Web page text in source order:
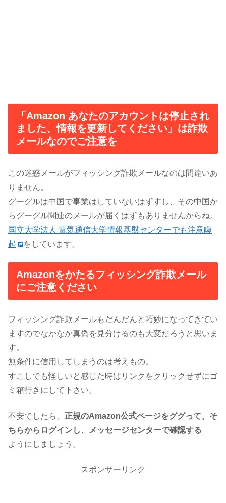
「Amazon あなたのアカウントは停止され
ました、情報を更新してください」は詐欺
メールなのでご注意を
この迷惑メールがフィッシング詐欺メールなのは間違いあ
りません。
グーグルは中国で事業はしていないはずすし、その中国か
らグーグル関連のメールが届くはずもありませんからね。
国立大学法人 電気通信大学情報基盤センターでも注意喚
起
をしています。
Amazonをかたるフィッシング詐欺メール
にご注意ください
フィッシング詐欺メールもだんだんと巧妙になってきてい
ますのでなかなか真偽を見分けるのも大変だろうと思いま
す。
無条件に信用してしまうのは考えもの。
すこしでも怪しいと感じた時はリンクをクリックせずにゴ
ミ箱行きにして下さい。
不安でしたら、 正規のAmazon公式ページをググって、そ
ちらからログインし、メッセージセンターで確認する
ようにしましょう。
スポンサーリンク